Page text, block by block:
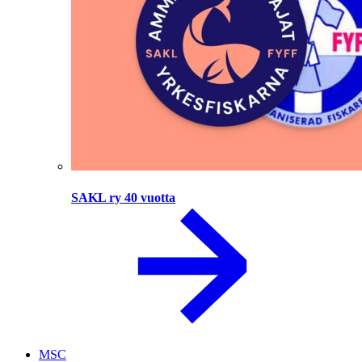
SAKL ry 40 vuotta
MSC